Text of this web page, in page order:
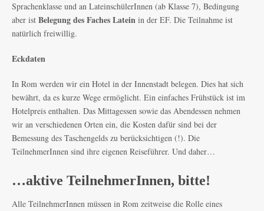
Sprachenklasse und an LateinschülerInnen (ab Klasse 7), Bedingung
aber ist Belegung des Faches Latein in der EF. Die Teilnahme ist
natürlich freiwillig.
Eckdaten
In Rom werden wir ein Hotel in der Innenstadt belegen. Dies hat sich
bewährt, da es kurze Wege ermöglicht. Ein einfaches Frühstück ist im
Hotelpreis enthalten. Das Mittagessen sowie das Abendessen nehmen
wir an verschiedenen Orten ein, die Kosten dafür sind bei der
Bemessung des Taschengelds zu berücksichtigen (!). Die
TeilnehmerInnen sind ihre eigenen Reiseführer. Und daher…
…aktive TeilnehmerInnen, bitte!
Alle TeilnehmerInnen müssen in Rom zeitweise die Rolle eines